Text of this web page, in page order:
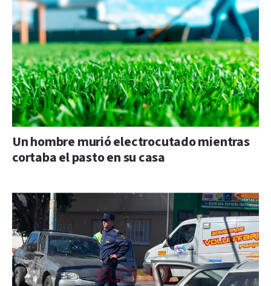
Un hombre murió electrocutado mientras
cortaba el pasto en su casa